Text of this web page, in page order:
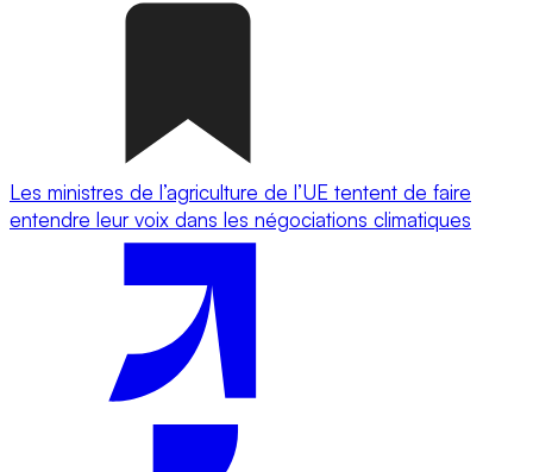
Les ministres de l’agriculture de l’UE tentent de faire
entendre leur voix dans les négociations climatiques